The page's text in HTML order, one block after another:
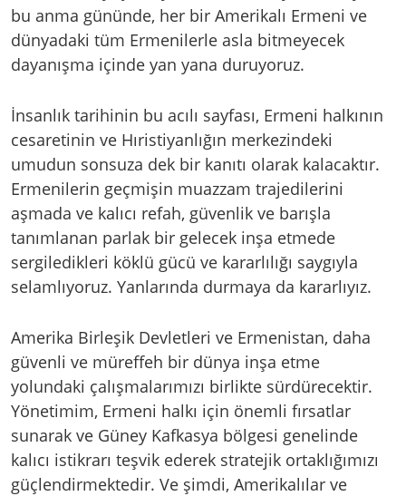
bu anma gününde, her bir Amerikalı Ermeni ve
dünyadaki tüm Ermenilerle asla bitmeyecek
dayanışma içinde yan yana duruyoruz.
İnsanlık tarihinin bu acılı sayfası, Ermeni halkının
cesaretinin ve Hıristiyanlığın merkezindeki
umudun sonsuza dek bir kanıtı olarak kalacaktır.
Ermenilerin geçmişin muazzam trajedilerini
aşmada ve kalıcı refah, güvenlik ve barışla
tanımlanan parlak bir gelecek inşa etmede
sergiledikleri köklü gücü ve kararlılığı saygıyla
selamlıyoruz. Yanlarında durmaya da kararlıyız.
Amerika Birleşik Devletleri ve Ermenistan, daha
güvenli ve müreffeh bir dünya inşa etme
yolundaki çalışmalarımızı birlikte sürdürecektir.
Yönetimim, Ermeni halkı için önemli fırsatlar
sunarak ve Güney Kafkasya bölgesi genelinde
kalıcı istikrarı teşvik ederek stratejik ortaklığımızı
güçlendirmektedir. Ve şimdi, Amerikalılar ve